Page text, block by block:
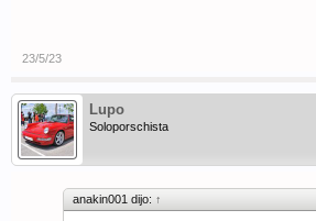
23/5/23
Lupo
Soloporschista
anakin001 dijo: ↑